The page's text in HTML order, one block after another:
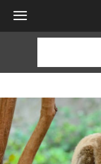
NOTICIAS
HORAS